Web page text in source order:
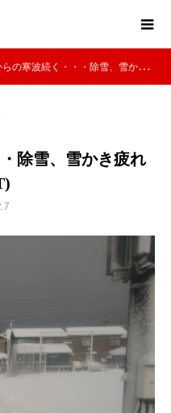
の寒波続く・・・除雪、雪かき疲れ(T_T)
除雪、雪かき疲れ